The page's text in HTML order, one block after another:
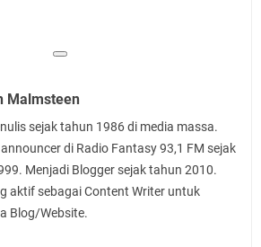
Malmsteen
sejak tahun 1986 di media massa.
di Radio Fantasy 93,1 FM sejak
Menjadi Blogger sejak tahun 2010.
aktif sebagai Content Writer untuk
Blog/Website.